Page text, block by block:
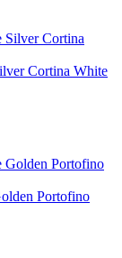
Cortina White
Portofino